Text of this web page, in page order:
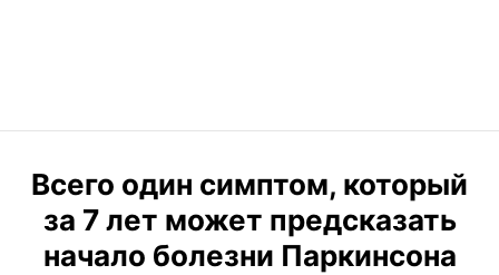
Всего один симптом, который
за 7 лет может предсказать
начало болезни Паркинсона